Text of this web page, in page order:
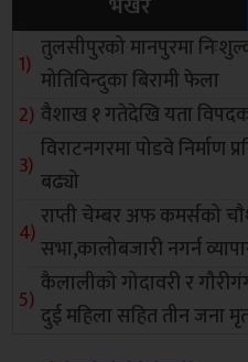
तुलसीपुरको मानपुरमा
मोतिविन्दुका बिरामी फेला
वैशाख १ गतेदेखि यता
विराटनगरमा पोडवे निर्माण
बढ्यो
राप्ती चेम्बर अफ कमर्सको
सभा,कालोबजारी नगर्न
कैलालीको गोदावरी र
दुई महिला सहित तीन जना